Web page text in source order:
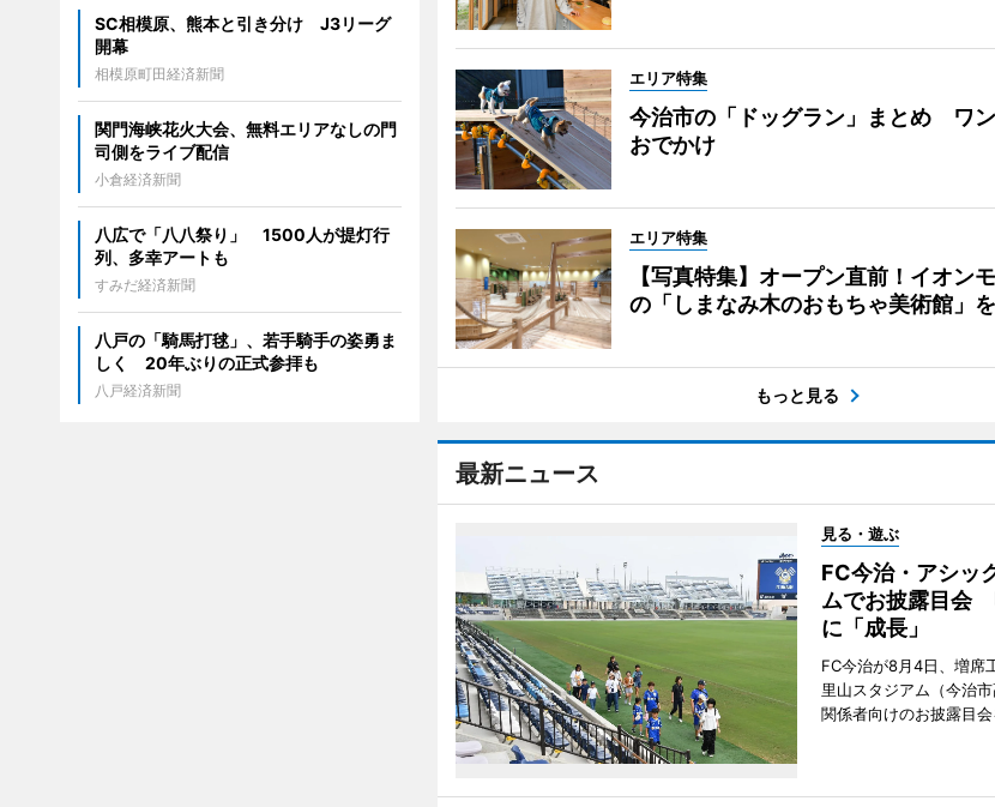
エリア特集
今治市の「ドッグラン」まとめ ワ
おでかけ
エリア特集
【写真特集】オープン直前！イオン
の「しまなみ木のおもちゃ美術館」
もっと見る
最新ニュース
見る・遊ぶ
FC今治・アシッ
ムでお披露目会
に「成長」
FC今治が8月4日、増席
里山スタジアム（今治
関係者向けのお披露目会
SC相模原、熊本と引き分け J3リーグ
開幕
相模原町田経済新聞
関門海峡花火大会、無料エリアなしの門
司側をライブ配信
小倉経済新聞
八広で「八八祭り」 1500人が提灯行
列、多幸アートも
すみだ経済新聞
八戸の「騎馬打毬」、若手騎手の姿勇ま
しく 20年ぶりの正式参拝も
八戸経済新聞